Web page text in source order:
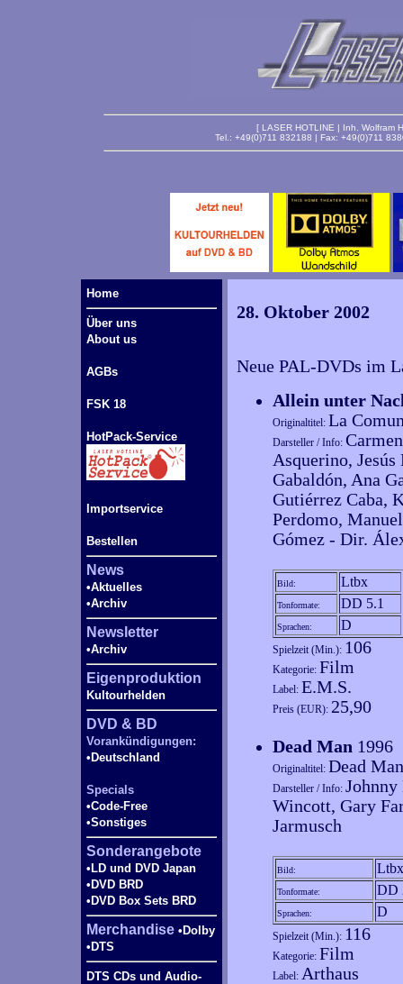
[ LASER HOTLINE | Inh. Wolfram
Tel.: +49(0)711 832188 | Fax: +49(0)711
Home
Über uns
About us
AGBs
FSK 18
HotPack-Service
Importservice
Bestellen
News
•Aktuelles
•Archiv
Newsletter
•Archiv
Eigenproduktion
Kultourhelden
DVD & BD
Vorankündigungen:
•Deutschland
Specials
•Code-Free
•Sonstiges
Sonderangebote
•LD und DVD Japan
•DVD BRD
•DVD Box Sets BRD
Merchandise •Dolby
•DTS
DTS CDs und Audio-
28. Oktober 2002
Neue PAL-DVDs im
Allein unter
Originaltitel: La
Darsteller / Info:
Asquerino,
Gabaldón, Ana
Gutiérrez Caba,
Perdomo,
Gómez - Dir.
Bild: Ltbx
Tonformate: DD 5.1
Sprachen: D
Spielzeit (Min.): 106
Kategorie: Film
Label: E.M.S.
Preis (EUR): 25,90
Dead Man 1996
Originaltitel: Dead Man
Darsteller / Info: Johnny
Wincott, Gary
Jarmusch
Bild: Ltbx
Tonformate: DD
Sprachen: D
Spielzeit (Min.): 116
Kategorie: Film
Label: Arthaus